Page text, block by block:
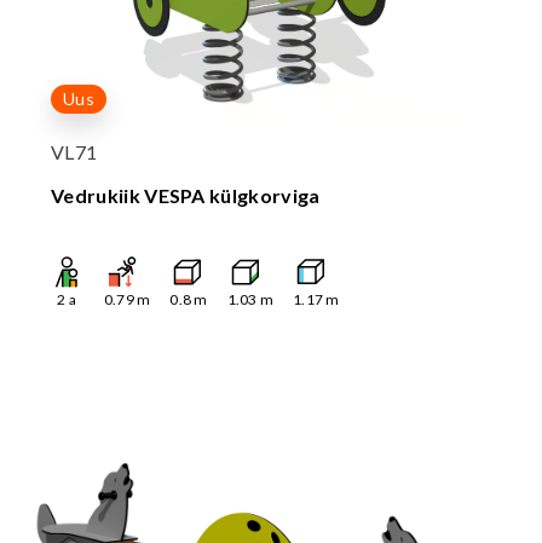
Uus
VL71
Vedrukiik VESPA külgkorviga
2 a 0.79m 0.8m 1.03 m 1.17m